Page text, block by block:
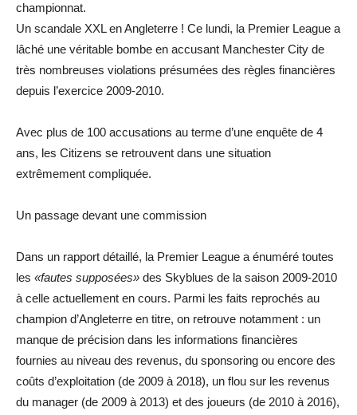
championnat.
Un scandale XXL en Angleterre ! Ce lundi, la Premier League a
lâché une véritable bombe en accusant Manchester City de
très nombreuses violations présumées des règles financières
depuis l’exercice 2009-2010.
Avec plus de 100 accusations au terme d’une enquête de 4
ans, les Citizens se retrouvent dans une situation
extrêmement compliquée.
Un passage devant une commission
Dans un rapport détaillé, la Premier League a énuméré toutes
les «fautes supposées» des Skyblues de la saison 2009-2010
à celle actuellement en cours. Parmi les faits reprochés au
champion d’Angleterre en titre, on retrouve notamment : un
manque de précision dans les informations financières
fournies au niveau des revenus, du sponsoring ou encore des
coûts d’exploitation (de 2009 à 2018), un flou sur les revenus
du manager (de 2009 à 2013) et des joueurs (de 2010 à 2016),